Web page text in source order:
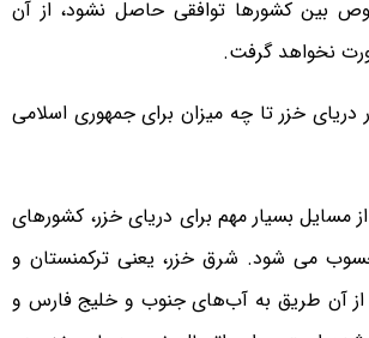
بین کشورها توافقی حاصل نشود، از آن
نخواهد گرفت.
دریای خزر تا چه میزان برای جمهوری اسلامی
مسایل بسیار مهم برای دریای خزر، کشورهای
می شود. شرق خزر، یعنی ترکمنستان و
از آن طریق به آب‌های جنوب و خلیج فارس و